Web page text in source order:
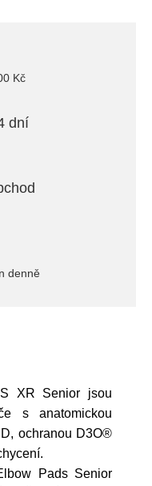
Kč
dní
denně
XR Senior jsou
s anatomickou
ochranou D3O®
Pads Senior